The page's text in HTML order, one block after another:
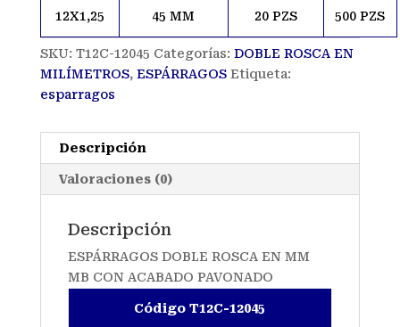
12X1,25 45 MM 20 PZS 500 PZS
SKU: T12C-12045 Categorías: DOBLE ROSCA EN
MILÍMETROS, ESPÁRRAGOS Etiqueta:
esparragos
Descripción
Valoraciones (0)
Descripción
ESPÁRRAGOS DOBLE ROSCA EN MM
MB CON ACABADO PAVONADO
Código T12C-12045